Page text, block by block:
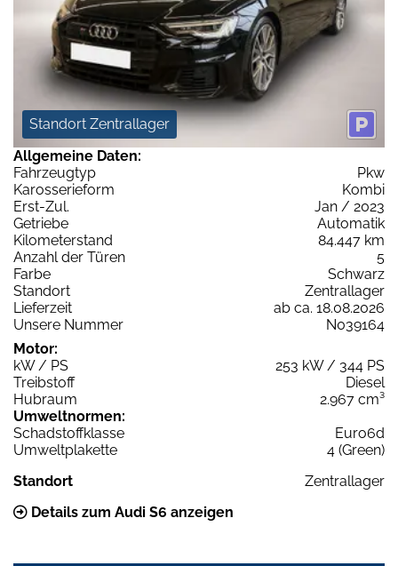
Standort Zentrallager
Allgemeine Daten:
Fahrzeugtyp
Pkw
Karosserieform
Kombi
Erst-Zul.
Jan / 2023
Getriebe
Automatik
Kilometerstand
84.447 km
Anzahl der Türen
5
Farbe
Schwarz
Standort
Zentrallager
Lieferzeit
ab ca. 18.08.2026
Unsere Nummer
N039164
Motor:
kW / PS
253 kW / 344 PS
Treibstoff
Diesel
Hubraum
2.967 cm³
Umweltnormen:
Schadstoffklasse
Euro6d
Umweltplakette
4 (Green)
Standort
Zentrallager
Details zum Audi S6 anzeigen